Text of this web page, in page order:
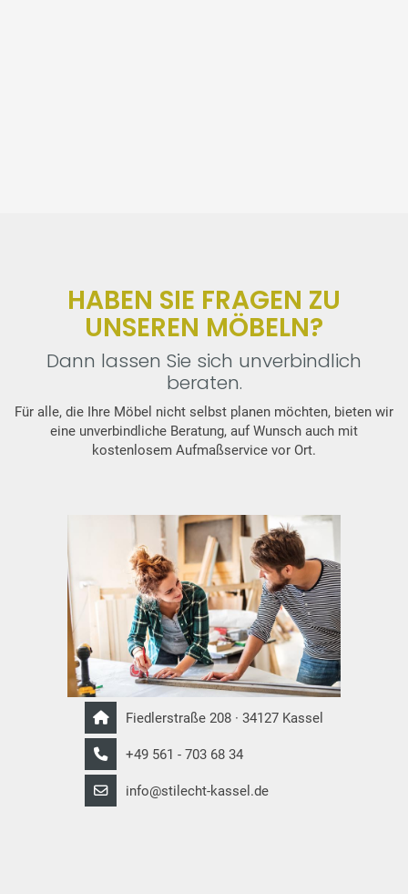
HABEN SIE FRAGEN ZU
UNSEREN MÖBELN?
Dann lassen Sie sich unverbindlich
beraten.
Für alle, die Ihre Möbel nicht selbst planen möchten, bieten wir
eine unverbindliche Beratung, auf Wunsch auch mit
kostenlosem Aufmaßservice vor Ort.
Fiedlerstraße 208 · 34127 Kassel
+49 561 - 703 68 34
info@stilecht-kassel.de